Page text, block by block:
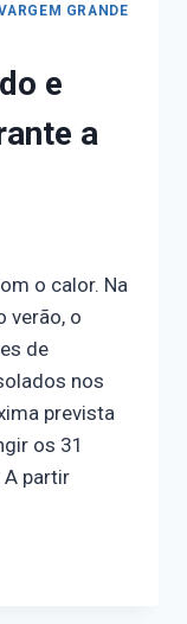
GRANDE
e
a
o calor. Na
verão, o
de
nos
prevista
os 31
A partir